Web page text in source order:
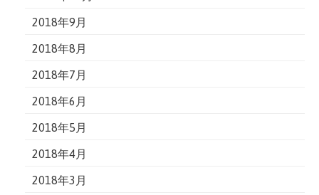
2018年9月
2018年8月
2018年7月
2018年6月
2018年5月
2018年4月
2018年3月